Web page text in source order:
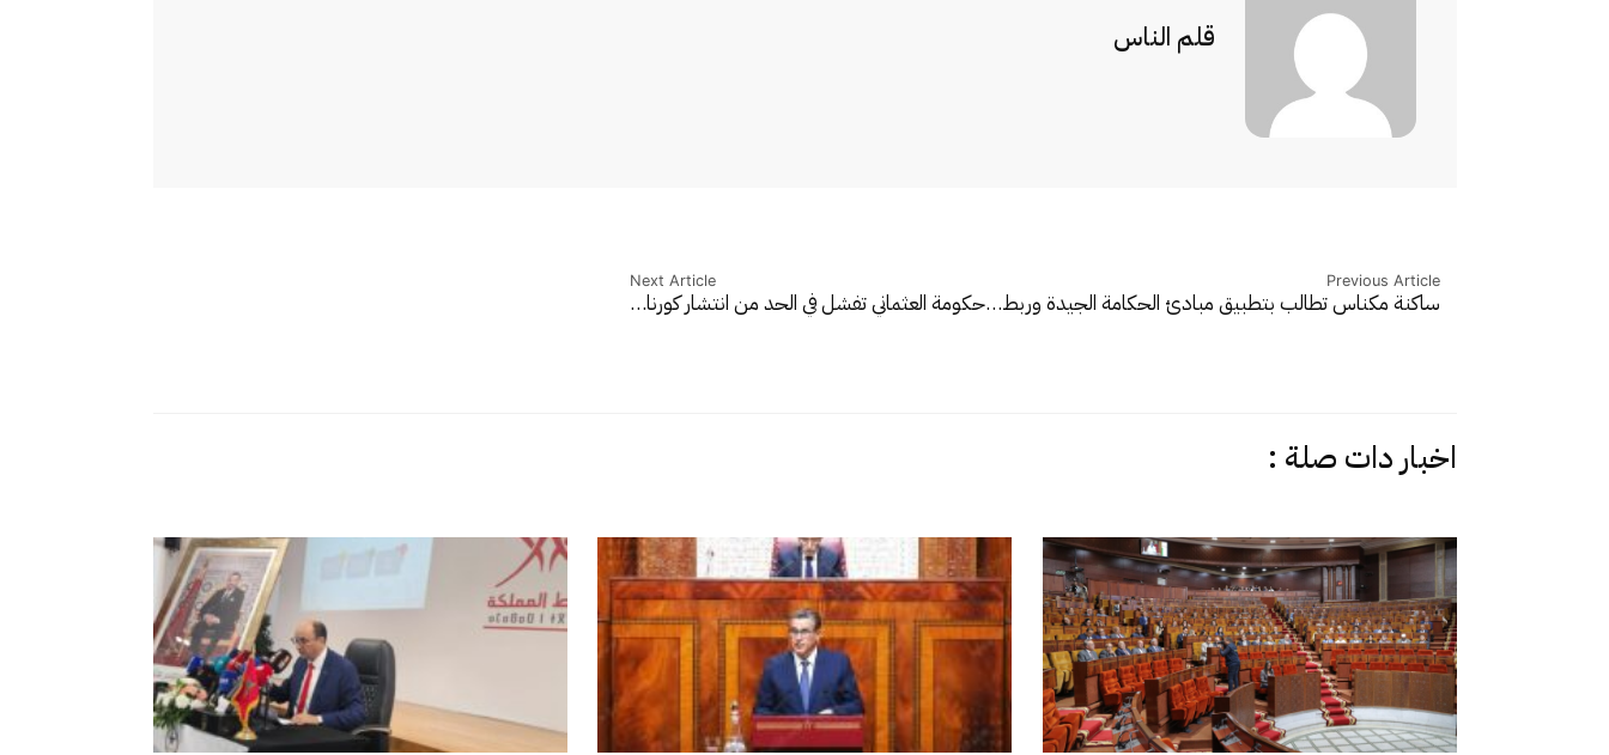
قلم الناس
Previous Article
ساكنة مكناس تطالب بتطبيق مبادئ الحكامة الجيدة وربط…
Next Article
حكومة العثماني تفشل في الحد من انتشار كورنا…
اخبار دات صلة :